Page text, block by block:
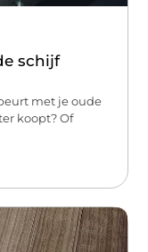
schijf
met je oude
koopt? Of